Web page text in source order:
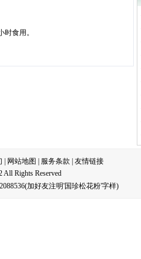
食用。
网站地图 服务条款
友情链接
All Rights Reserved
加好友注明'国珍松花粉'字样)